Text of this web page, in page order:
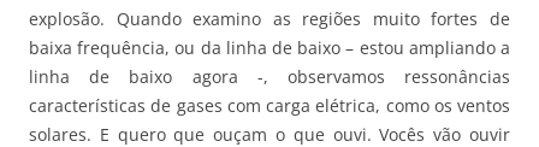
explosão. Quando examino as regiões muito fortes de
baixa frequência, ou da linha de baixo – estou ampliando a
linha de baixo agora -, observamos ressonâncias
características de gases com carga elétrica, como os ventos
solares. E quero que ouçam o que ouvi. Vocês vão ouvir